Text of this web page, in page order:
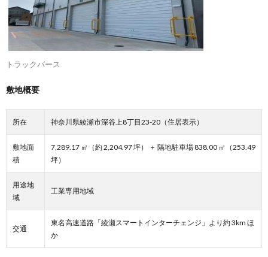
トラックバース
敷地概要
所在 神奈川県綾瀬市深谷上8丁目23-20（住居表示）
敷地面
積
7,289.17 ㎡（約 2,204.97 坪） ＋ 隔地駐車場 838.00 ㎡（253.49
坪）
用途地
域
工業専用地域
交通
東名高速道路「綾瀬スマートインターチェンジ」より約 3km ほ
か